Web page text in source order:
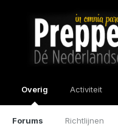
Overig
Forums Richtlijnen
Activiteit